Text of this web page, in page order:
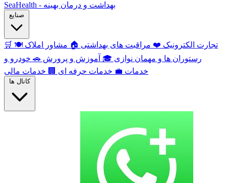
SeaHealth - بهداشت و درمان بهینه
🛒 تجارت الکترونیک ❤️ مراقبت های بهداشتی 🏠 مشاور املاک 🍽️
رستوران ها و مهمان نوازی 🎓 آموزش و پرورش 🚗 خودرو و
خدمات 💼 خدمات حرفه ای 🏢 خدمات مالی
کانال ها